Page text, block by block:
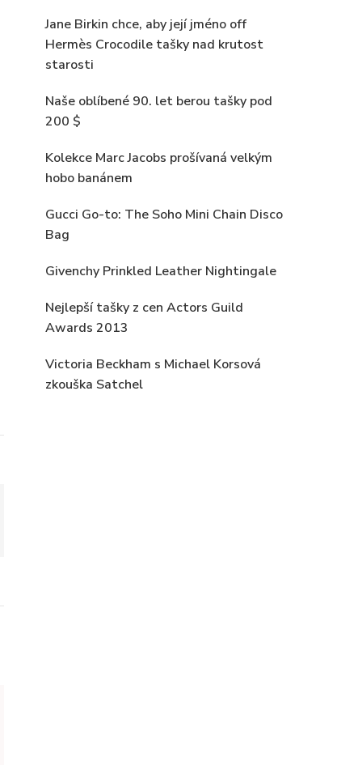
Jane Birkin chce, aby její jméno off
Hermès Crocodile tašky nad krutost
starosti
Naše oblíbené 90. let berou tašky pod
200 $
Kolekce Marc Jacobs prošívaná velkým
hobo banánem
Gucci Go-to: The Soho Mini Chain Disco
Bag
Givenchy Prinkled Leather Nightingale
Nejlepší tašky z cen Actors Guild
Awards 2013
Victoria Beckham s Michael Korsová
zkouška Satchel